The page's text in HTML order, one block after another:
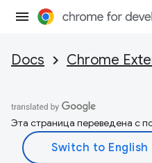
Docs Chrome
Эта страница переведена с